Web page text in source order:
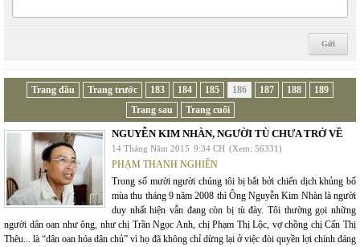
Trang đầu Trang trước 183 184 185 186 187 188
189
Trang sau
Trang cuối
NGUYỄN KIM NHÀN, NGƯỜI TÙ CHƯA TRỞ VỀ
14 Tháng Năm 2015 9:34 CH (Xem: 56331)
PHẠM THANH NGHIÊN
Trong số mười người chúng tôi bị bắt bởi chiến dịch khủng bố
mùa thu tháng 9 năm 2008 thì Ông Nguyễn Kim Nhàn là người
duy nhất hiện vẫn đang còn bị tù đày. Tôi thường gọi những
người dân oan như ông, như chị Trần Ngọc Anh, chị Phạm Thị Lộc, vợ chồng chị Cấn Thị
Thêu... là “dân oan hóa dân chủ” vì họ đã không chỉ dừng lại ở việc đòi quyền lợi chính đáng